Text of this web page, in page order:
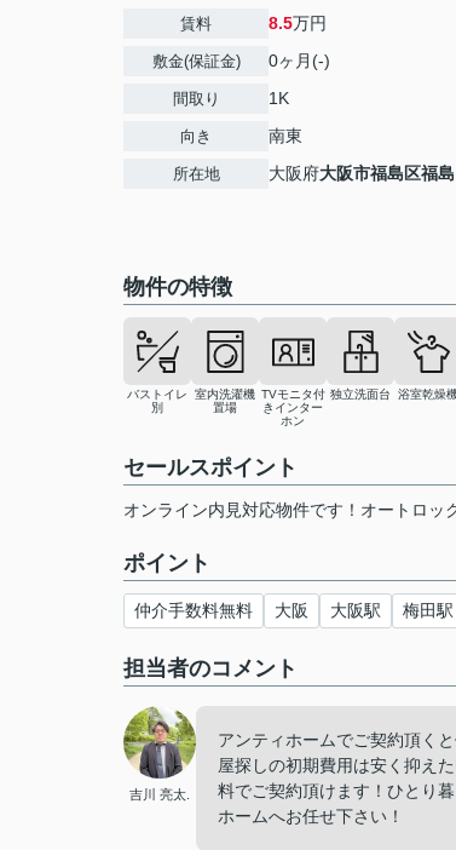
賃料 8.5万円
敷金(保証金) 0ヶ月(-)
間取り 1K
向き 南東
所在地 大阪府大阪市福島区福島
物件の特徴
バストイレ
別
室内洗濯機
置場
TVモニタ付
きインター
ホン
独立洗面台 浴室乾燥
セールスポイント
オンライン内見対応物件です！オートロッ
ポイント
仲介手数料無料 大阪 大阪駅 梅田駅
担当者のコメント
吉川 亮太.
アンティホームでご契約頂く
屋探しの初期費用は安く抑え
料でご契約頂けます！ひとり
ホームへお任せ下さい！